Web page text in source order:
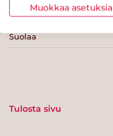
Proteiinia
Suolaa
Tulosta sivu
Muokkaa asetuksia